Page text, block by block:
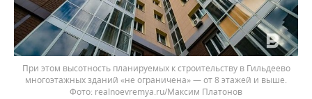
При этом высотность планируемых к строительству в Гильдеево
многоэтажных зданий «не ограничена» — от 8 этажей и выше.
realnoevremya.ru/Максим Платонов